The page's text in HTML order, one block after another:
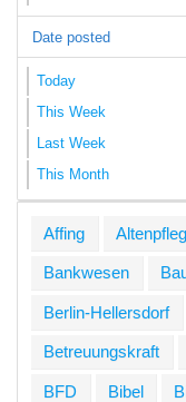
Date posted
Today
This Week
Last Week
This Month
Affing
Bankwesen
Berlin-Hellersdorf
Betreuungskraft
BFD Bibel